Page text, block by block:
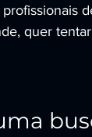
quer